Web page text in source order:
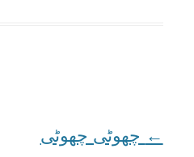
Post
← چھوٹی چھوٹی